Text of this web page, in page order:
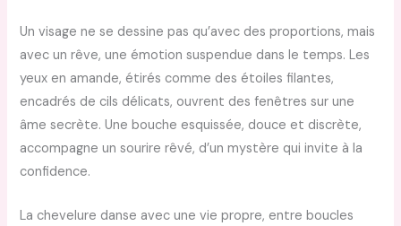
Un visage ne se dessine pas qu’avec des proportions, mais
avec un rêve, une émotion suspendue dans le temps. Les
yeux en amande, étirés comme des étoiles filantes,
encadrés de cils délicats, ouvrent des fenêtres sur une
âme secrète. Une bouche esquissée, douce et discrète,
accompagne un sourire rêvé, d’un mystère qui invite à la
confidence.
La chevelure danse avec une vie propre, entre boucles